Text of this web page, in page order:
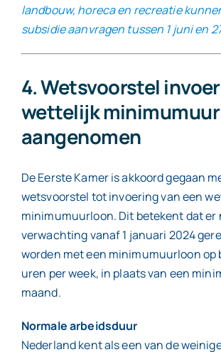
landbouw, horeca en recreatie
subsidie aanvragen tussen 1 juni en
4. Wetsvoorstel
wettelijk
aangenomen
De Eerste Kamer is akkoord gegaan
wetsvoorstel tot invoering van een
minimumuurloon. Dit betekent dat er
verwachting vanaf 1 januari 2024
worden met een minimumuurloon op
uren per week, in plaats van een
maand.
Normale arbeidsduur
Nederland kent als een van de